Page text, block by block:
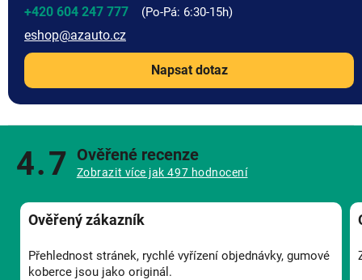
+420 604 247 777
eshop@azauto.cz
Napsat dotaz
4.7 Ověřené recenze
Zobrazit více jak 497 hodnocení
Ověřený zákazník
Přehlednost stránek, rychlé vyřízení objednávky, gumové
koberce jsou jako originál.